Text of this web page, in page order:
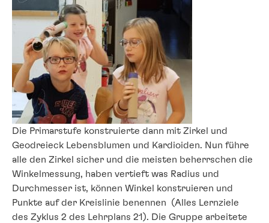
Die Primarstufe konstruierte dann mit Zirkel und
Geodreieck Lebensblumen und Kardioiden. Nun führe
alle den Zirkel sicher und die meisten beherrschen die
Winkelmessung, haben vertieft was Radius und
Durchmesser ist, können Winkel konstruieren und
Punkte auf der Kreislinie benennen (Alles Lernziele
des Zyklus 2 des Lehrplans 21). Die Gruppe arbeitete